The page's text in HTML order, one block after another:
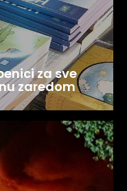
za sve
zaredom